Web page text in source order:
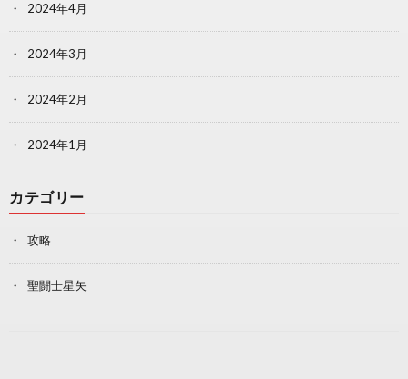
2024年4月
2024年3月
2024年2月
2024年1月
カテゴリー
攻略
聖闘士星矢